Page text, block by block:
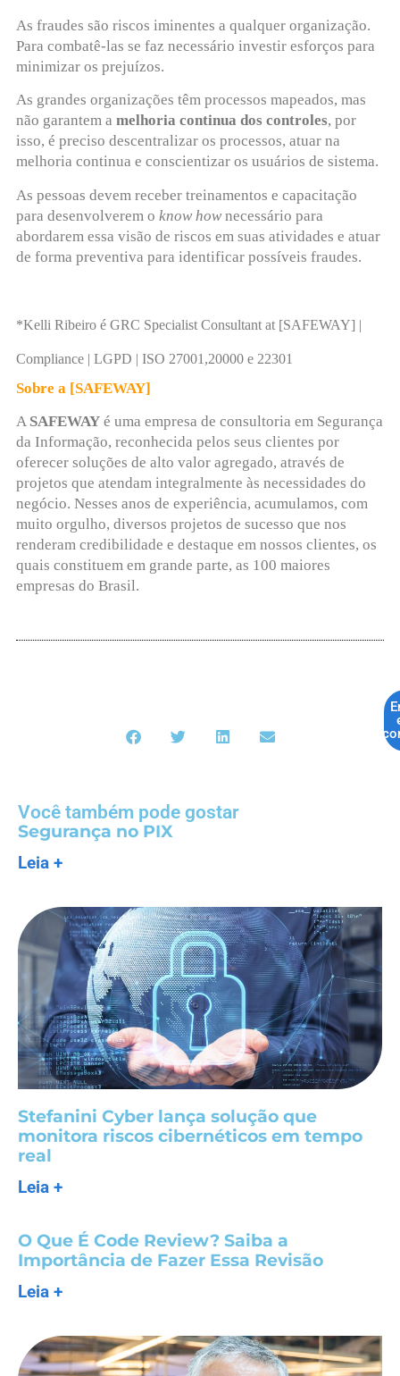
As fraudes são riscos iminentes a qualquer organização.
Para combatê-las se faz necessário investir esforços para
minimizar os prejuízos.
As grandes organizações têm processos mapeados, mas
não garantem a melhoria continua dos controles, por
isso, é preciso descentralizar os processos, atuar na
melhoria continua e conscientizar os usuários de sistema.
As pessoas devem receber treinamentos e capacitação
para desenvolverem o know hownecessário para
abordarem essa visão de riscos em suas atividades e atuar
de forma preventiva para identificar possíveis fraudes.
*Kelli Ribeiro é GRC Specialist Consultant at [SAFEWAY] |
Compliance | LGPD | ISO 27001,20000 e 22301
Sobre a [SAFEWAY]
A SAFEWAYé uma empresa de consultoria em Segurança
da Informação, reconhecida pelos seus clientes por
oferecer soluções de alto valor agregado, através de
projetos que atendam integralmente às necessidades do
negócio. Nesses anos de experiência, acumulamos, com
muito orgulho, diversos projetos de sucesso que nos
renderam credibilidade e destaque em nossos clientes, os
quais constituem em grande parte, as 100 maiores
empresas do Brasil.
Você também pode gostar
Segurança no PIX
Leia +
Stefanini Cyber lança solução que
monitora riscos cibernéticos em tempo
real
Leia +
O Que É Code Review? Saiba a
Importância de Fazer Essa Revisão
Leia +